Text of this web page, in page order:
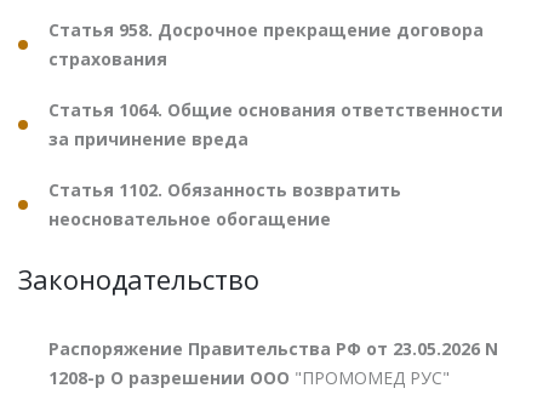
Статья 958. Досрочное прекращение договора
страхования
Статья 1064. Общие основания ответственности
за причинение вреда
Статья 1102. Обязанность возвратить
неосновательное обогащение
Законодательство
Распоряжение Правительства РФ от 23.05.2026 N
1208-р О разрешении ООО "ПРОМОМЕД РУС"